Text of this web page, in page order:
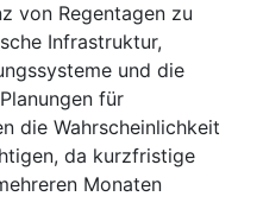
von Regentagen zu
Infrastruktur,
und die
für
die Wahrscheinlichkeit
da kurzfristige
Monaten